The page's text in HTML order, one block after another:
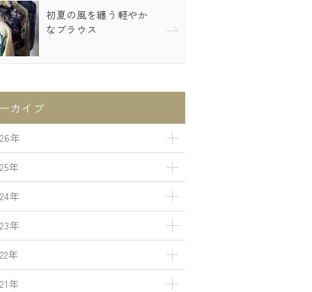
初夏の風を纏う軽やか
なブラウス
カイブ
年
年
年
年
年
年